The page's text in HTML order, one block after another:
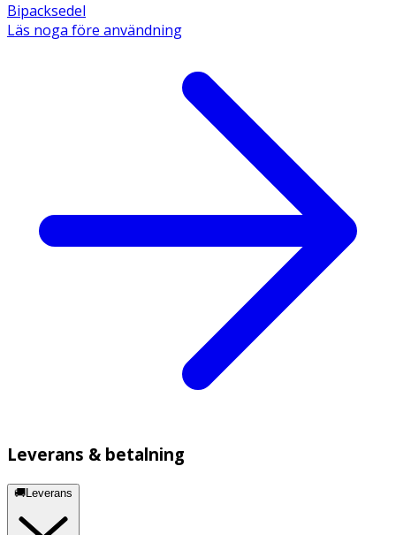
Bipacksedel
Läs noga före användning
Leverans & betalning
🚚Leverans